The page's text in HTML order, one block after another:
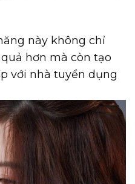
này không chỉ
hơn mà còn tạo
với nhà tuyển dụng